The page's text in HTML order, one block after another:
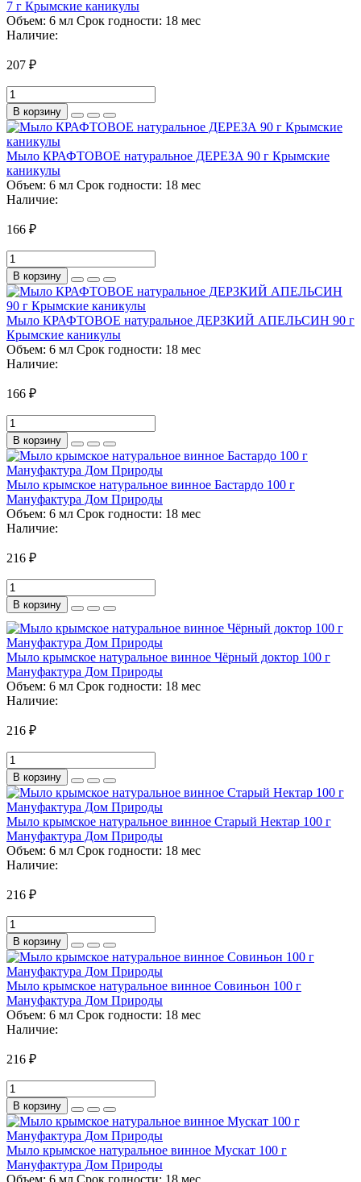
7 г Крымские каникулы
Объем: 6 мл Срок годности: 18 мес
Наличие:
207 ₽
В корзину
Мыло КРАФТОВОЕ натуральное ДЕРЕЗА 90 г Крымские
каникулы
Объем: 6 мл Срок годности: 18 мес
Наличие:
166 ₽
В корзину
Мыло КРАФТОВОЕ натуральное ДЕРЗКИЙ АПЕЛЬСИН 90 г
Крымские каникулы
Объем: 6 мл Срок годности: 18 мес
Наличие:
166 ₽
В корзину
Мыло крымское натуральное винное Бастардо 100 г
Мануфактура Дом Природы
Объем: 6 мл Срок годности: 18 мес
Наличие:
216 ₽
В корзину
Мыло крымское натуральное винное Чёрный доктор 100 г
Мануфактура Дом Природы
Объем: 6 мл Срок годности: 18 мес
Наличие:
216 ₽
В корзину
Мыло крымское натуральное винное Старый Нектар 100 г
Мануфактура Дом Природы
Объем: 6 мл Срок годности: 18 мес
Наличие:
216 ₽
В корзину
Мыло крымское натуральное винное Совиньон 100 г
Мануфактура Дом Природы
Объем: 6 мл Срок годности: 18 мес
Наличие:
216 ₽
В корзину
Мыло крымское натуральное винное Мускат 100 г
Мануфактура Дом Природы